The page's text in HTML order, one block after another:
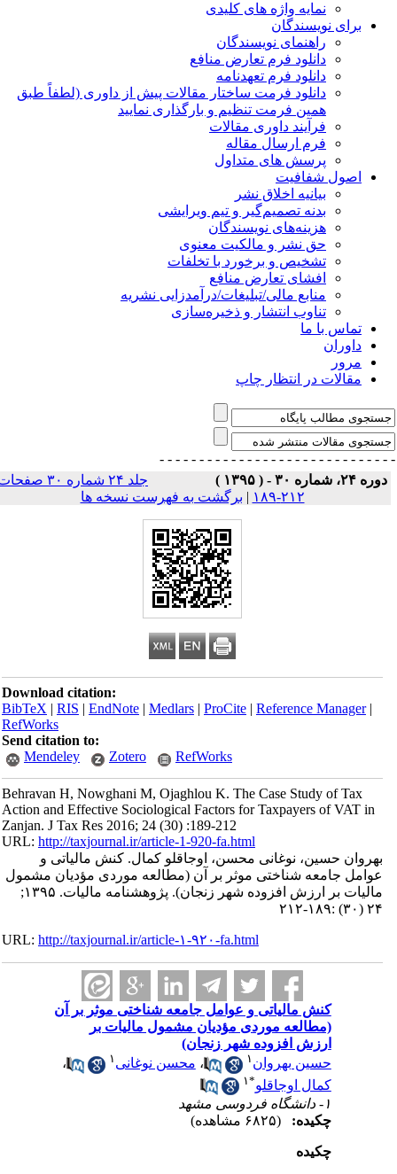
نمایه واژه های کلیدی
برای نویسندگان
راهنمای نویسندگان
دانلود فرم تعارض منافع
دانلود فرم تعهدنامه
دانلود فرمت ساختار مقالات پیش از داوری (لطفاً طبق
همین فرمت تنظیم و بارگذاری نمایید
فرآیند داوری مقالات
فرم ارسال مقاله
پرسش های متداول
اصول شفافیت
بیانیه اخلاق نشر
بدنه تصمیم‌گیر و تیم ویرایشی
هزینه‌های نویسندگان
حق نشر و مالکیت معنوی
تشخیص و برخورد با تخلفات
افشای تعارض منافع
منابع مالی/تبلیغات/درآمدزایی نشریه
تناوب انتشار و ذخیره‌سازی
تماس با ما
داوران
مرور
مقالات در انتظار چاپ
- - - - - - - - - - - - -
- - - - - - - - - - - - - - -
دوره ۲۴، شماره ۳۰ - ( ۱۳۹۵ )
جلد ۲۴ شماره ۳۰ صفحات
۲۱۲-۱۸۹
| برگشت به فهرست نسخه ها
Download citation:
BibTeX|RIS|EndNote|Medlars|ProCite|Reference Manager
RefWorks
Send citation to:
Mendeley
Zotero RefWorks
Behravan H, Nowghani M, Ojaghlou K. The Case Study of Tax
Action and Effective Sociological Factors for Taxpayers of VAT in
Zanjan. J Tax Res 2016; 24 (30) :189-212
URL:http://taxjournal.ir/article-1-920-fa.html
بهروان حسین، نوغانی محسن، اوجاقلو کمال. کنش مالیاتی و
عوامل جامعه شناختی موثر بر آن (مطالعه موردی مؤدیان مشمول
مالیات بر ارزش افزوده شهر زنجان). پژوهشنامه مالیات. ۱۳۹۵;
۲۴ (۳۰) :۱۸۹-۲۱۲
URL:http://taxjournal.ir/article-۱-۹۲۰-fa.html
کنش مالیاتی و عوامل جامعه شناختی موثر بر آن
(مطالعه موردی مؤدیان مشمول مالیات بر
ارزش افزوده شهر زنجان)
حسین بهروان
۱ ،محسن نوغانی
،
کمال اوجاقلو* ۱
چکیده:
چکیده